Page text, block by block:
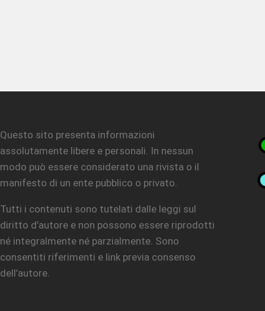
Questo sito presenta informazioni
assolutamente libere e personali. In nessun
modo può essere considerato una rivista o il
manifesto di un ente pubblico o privato.
Tutti i contenuti sono tutelati dalle leggi sul
diritto d’autore e non possono essere riprodotti
né integralmente né parzialmente. Sono
consentiti riferimenti e link previa consenso
dell’autore.